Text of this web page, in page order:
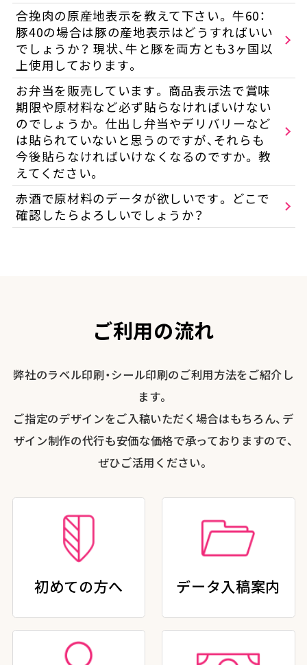
合挽肉の原産地表示を教えて下さい。 牛60：
豚40の場合は豚の産地表示はどうすればいい
でしょうか？ 現状、牛と豚を両方とも3ヶ国以
上使用しております。
お弁当を販売しています。 商品表示法で賞味
期限や原材料など必ず貼らなければいけない
のでしょうか。 仕出し弁当やデリバリーなど
は貼られていないと思うのですが、それらも
今後貼らなければいけなくなるのですか。 教
えてください。
赤酒で原材料のデータが欲しいです。 どこで
確認したらよろしいでしょうか？
ご利用の流れ
弊社のラベル印刷・シール印刷のご利用方法をご紹介し
ます。
ご指定のデザインをご入稿いただく場合はもちろん、デ
ザイン制作の代行も安価な価格で承っておりますので、
ぜひご活用ください。
初めての方へ データ入稿案内